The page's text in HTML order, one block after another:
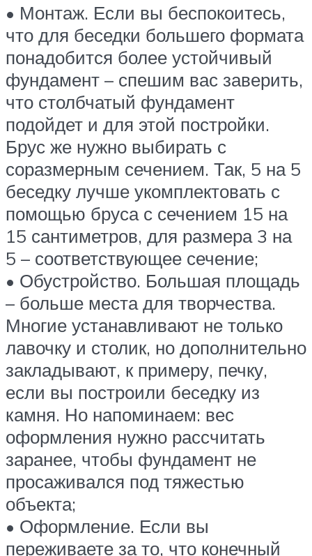
• Монтаж. Если вы беспокоитесь,
что для беседки большего формата
понадобится более устойчивый
фундамент – спешим вас заверить,
что столбчатый фундамент
подойдет и для этой постройки.
Брус же нужно выбирать с
соразмерным сечением. Так, 5 на 5
беседку лучше укомплектовать с
помощью бруса с сечением 15 на
15 сантиметров, для размера 3 на
5 – соответствующее сечение;
• Обустройство. Большая площадь
– больше места для творчества.
Многие устанавливают не только
лавочку и столик, но дополнительно
закладывают, к примеру, печку,
если вы построили беседку из
камня. Но напоминаем: вес
оформления нужно рассчитать
заранее, чтобы фундамент не
просаживался под тяжестью
объекта;
• Оформление. Если вы
переживаете за то, что конечный